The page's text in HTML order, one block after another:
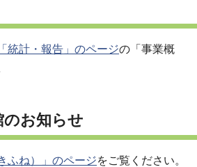
「統計・報告」のページの「事業概
お知らせ
ふね）」のページをご覧ください。